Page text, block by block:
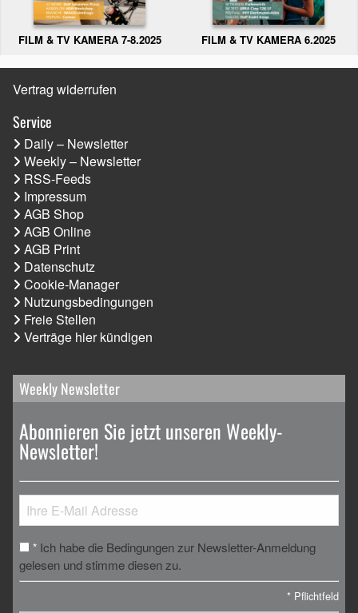
FILM & TV KAMERA 7-8.2025 FILM & TV KAMERA 6.2025
Vertrag widerrufen
Service
Daily – Newsletter
Weekly – Newsletter
RSS-Feeds
Impressum
AGB Shop
AGB Online
AGB Print
Datenschutz
Cookie-Manager
Nutzungsbedingungen
Freie Stellen
Verträge hier kündigen
Weekly Newsletter
Abonnieren Sie jetzt unseren Weekly-
Newsletter!
* Ich habe die Bedingungen zur Newsletter-Anmeldung
gelesen und stimme diesen zu.
* Pflichtfeld